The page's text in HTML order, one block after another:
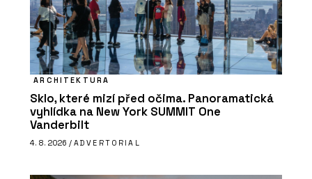
ARCHITEKTURA
Sklo, které mizí před očima. Panoramatická
vyhlídka na New York SUMMIT One
Vanderbilt
4. 8. 2026 / ADVERTORIAL